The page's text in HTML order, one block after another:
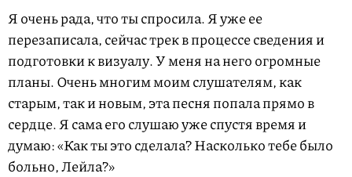
Я очень рада, что ты спросила. Я уже ее
перезаписала, сейчас трек в процессе сведения и
подготовки к визуалу. У меня на него огромные
планы. Очень многим моим слушателям, как
старым, так и новым, эта песня попала прямо в
сердце. Я сама его слушаю уже спустя время и
думаю: «Как ты это сделала? Насколько тебе было
больно, Лейла?»